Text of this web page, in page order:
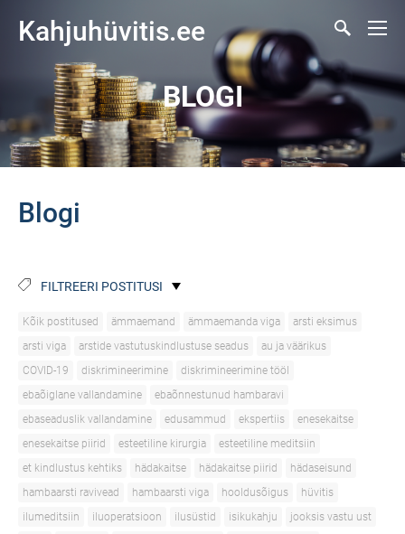
Kahjuhüvitis.ee
BLOGI
Blogi
FILTREERI POSTITUSI
Kõik postitused ämmaemand ämmaemanda viga
arsti eksimus
arsti viga
arstide vastutuskindlustuse seadus
au ja väärikus
COVID-19
diskrimineerimine
diskrimineerimine tööl
ebaõiglane vallandamine
ebaõnnestunud hambaravi
ebaseaduslik vallandamine
edusammud ekspertiis
enesekaitse
enesekaitse piirid
esteetiline kirurgia
esteetiline meditsiin
et kindlustus kehtiks
hädakaitse hädakaitse piirid
hädaseisund
hambaarsti ravivead
hambaarsti viga hooldusõigus
hüvitis
ilumeditsiin
iluoperatsioon ilusüstid isikukahju
jooksis vastu ust